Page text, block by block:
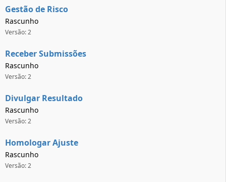
Gestão de Risco
Rascunho
Versão: 2
Receber Submissões
Rascunho
Versão: 2
Divulgar Resultado
Rascunho
Versão: 2
Homologar Ajuste
Rascunho
Versão: 2